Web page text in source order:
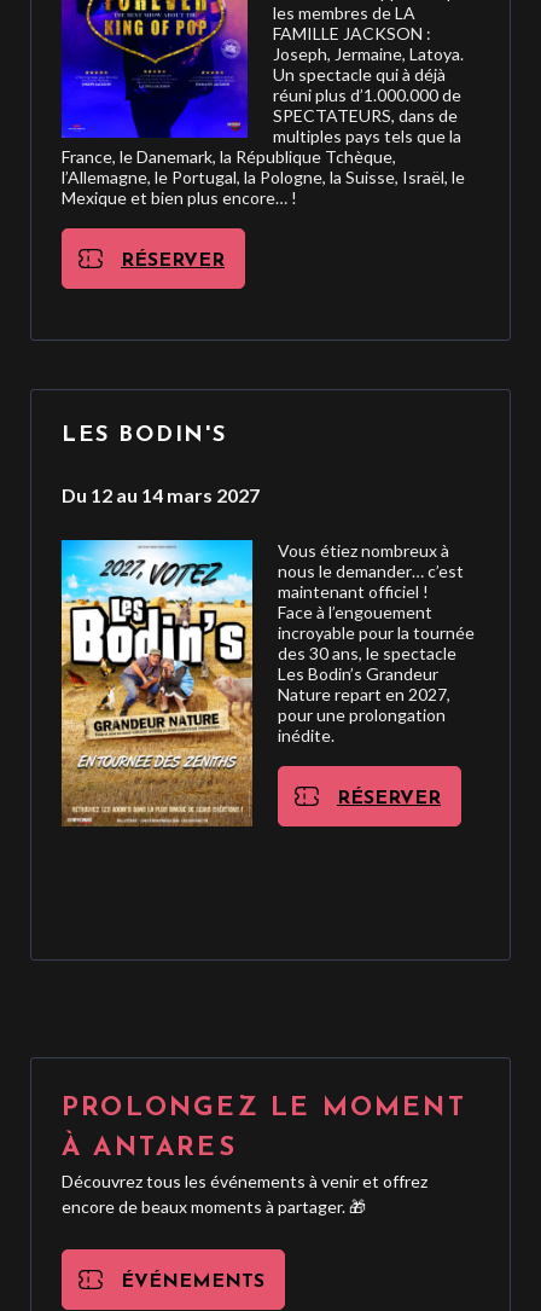
les membres de LA
FAMILLE JACKSON :
Joseph, Jermaine, Latoya.
Un spectacle qui à déjà
réuni plus d’1.000.000 de
SPECTATEURS, dans de
multiples pays tels que la
France, le Danemark, la République Tchèque,
l’Allemagne, le Portugal, la Pologne, la Suisse, Israël, le
Mexique et bien plus encore… !
RÉSERVER
LES BODIN'S
Du 12 au 14 mars 2027
Vous étiez nombreux à
nous le demander… c’est
maintenant officiel !
Face à l’engouement
incroyable pour la tournée
des 30 ans, le spectacle
Les Bodin’s Grandeur
Nature repart en 2027,
pour une prolongation
inédite.
RÉSERVER
PROLONGEZ LE MOMENT
À ANTARES
Découvrez tous les événements à venir et offrez
encore de beaux moments à partager. 🎁
ÉVÉNEMENTS